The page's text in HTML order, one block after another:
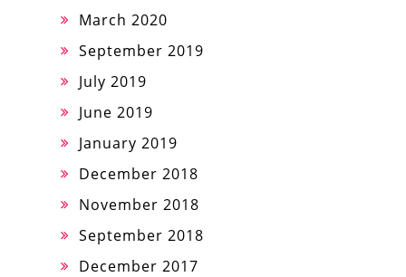
March 2020
September 2019
July 2019
June 2019
January 2019
December 2018
November 2018
September 2018
December 2017